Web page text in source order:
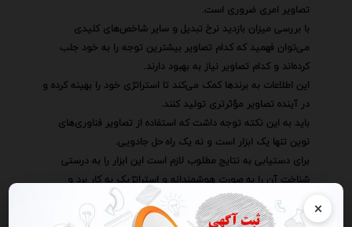
×
تصاویر امری ضروری است.
با بررسی میزان بازدید نرخ تبدیل و سایر شاخص‌های کلیدی
می‌توان فهمید که کدام تصاویر بیشترین توجه را به خود جلب
کرده‌اند و کدام تصاویر نیاز به بهبود دارند.
این اطلاعات به برندها کمک می‌کند تا استراتژی خود را بهینه کرده و
در آینده تصاویر مؤثرتری تولید کنند.
باید به این نکته توجه داشت که استفاده از تصاویر فناوری‌های
نوین تنها یک ابزار است و نه یک راه حل جادویی.
برای دستیابی به نتایج مطلوب لازم است این ابزار را به درستی
شناخت آن را به صورت هوشمندانه و استراتژیک به کار برد و
همواره در حال یادگیری و بهبود بود.
با انجام این کار می‌توان اطمینان حاصل کرد که تصاویر به عنوان یک